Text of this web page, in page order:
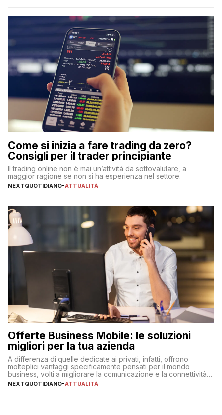
Come si inizia a fare trading da zero?
Consigli per il trader principiante
Il trading online non è mai un’attività da sottovalutare, a
maggior ragione se non si ha esperienza nel settore.
NEXTQUOTIDIANO-ATTUALITÀ
Offerte Business Mobile: le soluzioni
migliori per la tua azienda
A differenza di quelle dedicate ai privati, infatti, offrono
molteplici vantaggi specificamente pensati per il mondo
business, volti a migliorare la comunicazione e la connettività
degli utenti
NEXTQUOTIDIANO-ATTUALITÀ